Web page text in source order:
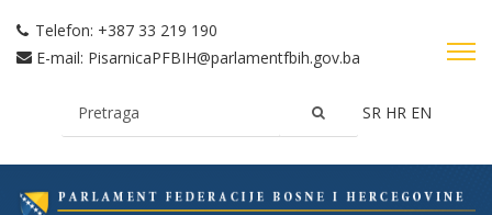
Telefon: +387 33 219 190
E-mail: PisarnicaPFBIH@parlamentfbih.gov.ba
SR HR EN